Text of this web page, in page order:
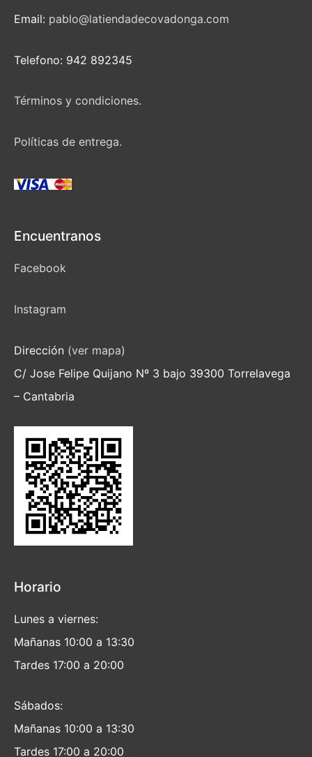
Email: pablo@latiendadecovadonga.com
Telefono: 942 892345
Términos y condiciones.
Políticas de entrega.
Encuentranos
Facebook
Instagram
Dirección (ver mapa)
C/ Jose Felipe Quijano Nº 3 bajo 39300 Torrelavega
– Cantabria
Horario
Lunes a viernes:
Mañanas 10:00 a 13:30
Tardes 17:00 a 20:00
Sábados:
Mañanas 10:00 a 13:30
Tardes 17:00 a 20:00